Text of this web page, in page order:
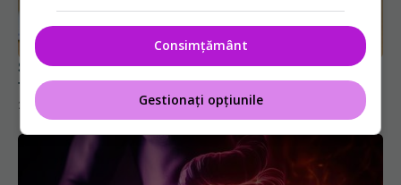
Semne că ai o criză de fiere sau probleme cu
fierea
27 dec 2025, 09:05
Consimțământ
Gestionați opțiunile